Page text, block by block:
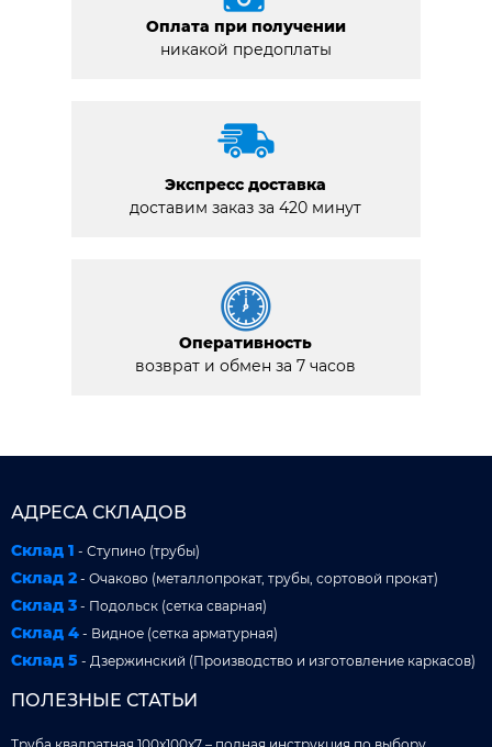
Оплата при получении
никакой предоплаты
Экспресс доставка
доставим заказ за 420 минут
Оперативность
возврат и обмен за 7 часов
АДРЕСА СКЛАДОВ
Склад 1 - Ступино (трубы)
Склад 2 - Очаково (металлопрокат, трубы, сортовой прокат)
Склад 3 - Подольск (сетка сварная)
Склад 4 - Видное (сетка арматурная)
Склад 5 - Дзержинский (Производство и изготовление каркасов)
ПОЛЕЗНЫЕ СТАТЬИ
Труба квадратная 100x100x7 – полная инструкция по выбору